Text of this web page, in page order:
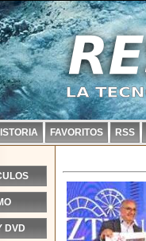
FAVORITOS RSS
DVD